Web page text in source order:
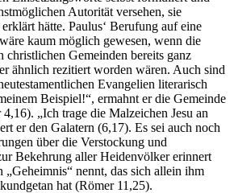
Autorität versehen, sie
hätte. Paulus‘ Berufung auf eine
kaum möglich gewesen, wenn die
christlichen Gemeinden bereits ganz
ähnlich rezitiert worden wären. Auch sind
Evangelien literarisch
Beispiel!“, ermahnt er die Gemeinde
„Ich trage die Malzeichen Jesu an
er den Galatern (6,17). Es sei auch noch
über die Verstockung und
Bekehrung aller Heidenvölker erinnert
„Geheimnis“ nennt, das sich allein ihm
hat (Römer 11,25).